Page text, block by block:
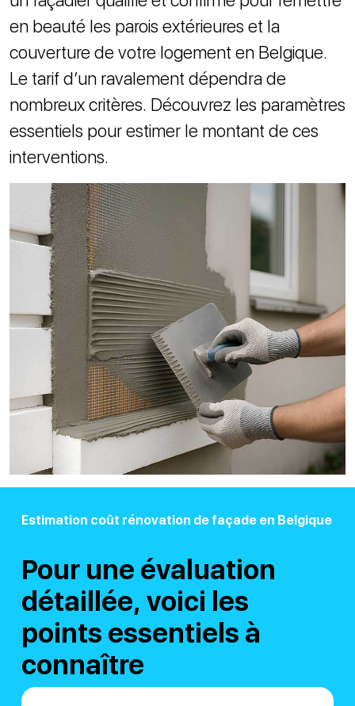
en beauté les parois extérieures et la
couverture de votre logement en Belgique.
Le tarif d’un ravalement dépendra de
nombreux critères. Découvrez les paramètres
essentiels pour estimer le montant de ces
interventions.
Estimation coût rénovation de façade en Belgique
Pour une évaluation
détaillée, voici les
points essentiels à
connaître